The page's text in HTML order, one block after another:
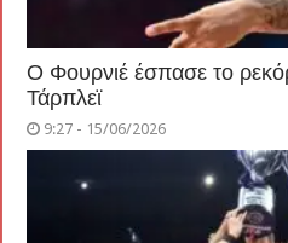
Ο Φουρνιέ έσπασε το
Τάρπλεϊ
9:27 - 15/06/2026